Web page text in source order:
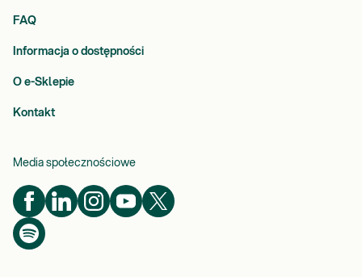
FAQ
Informacja o dostępności
O e-Sklepie
Kontakt
Media społecznościowe